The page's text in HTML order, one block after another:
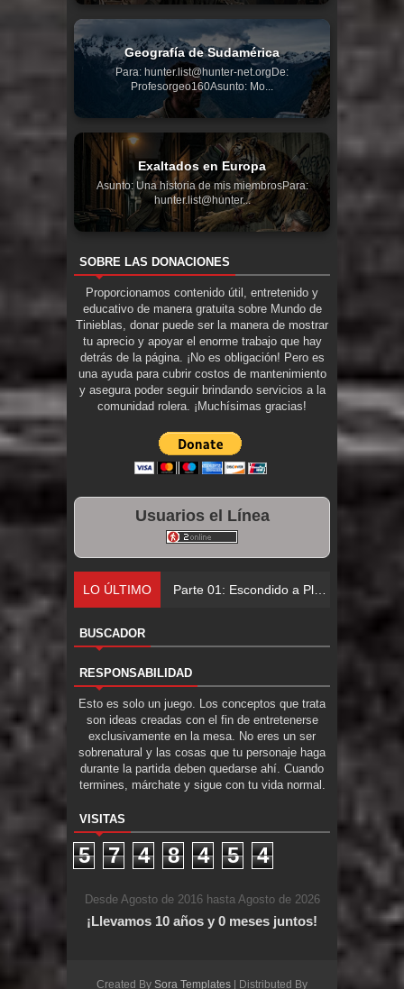
Geografía de Sudamérica
Para: hunter.list@hunter-net.orgDe:
Profesorgeo160Asunto: Mo...
Exaltados en Europa
Asunto: Una historia de mis miembrosPara:
hunter.list@hunter...
SOBRE LAS DONACIONES
Proporcionamos contenido útil, entretenido y
educativo de manera gratuita sobre Mundo de
Tinieblas, donar puede ser la manera de mostrar
tu aprecio y apoyar el enorme trabajo que hay
detrás de la página. ¡No es obligación! Pero es
una ayuda para cubrir costos de mantenimiento
y asegura poder seguir brindando servicios a la
comunidad rolera. ¡Muchísimas gracias!
Usuarios el Línea
LO ÚLTIMO Parte
BUSCADOR
RESPONSABILIDAD
Esto es solo un juego. Los conceptos que trata
son ideas creadas con el fin de entretenerse
exclusivamente en la mesa. No eres un ser
sobrenatural y las cosas que tu personaje haga
durante la partida deben quedarse ahí. Cuando
termines, márchate y sigue con tu vida normal.
VISITAS
5 7 4 8 4 5 4
Desde Agosto de 2016 hasta Agosto de 2026
¡Llevamos 10 años y 0 meses juntos!
Created By Sora Templates | Distributed By